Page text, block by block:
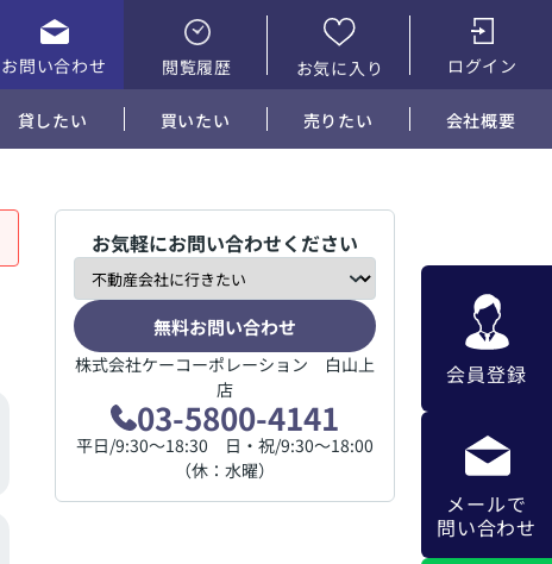
お問い合わせ 閲覧履歴 お気に入り ログイン
貸したい 買いたい 売りたい 会社概要
会員登録
メールで
問い合わせ
お気軽にお問い合わせください
無料お問い合わせ
株式会社ケーコーポレーション 白山上
店
03-5800-4141
平日/9:30～18:30 日・祝/9:30～18:00
（休：水曜）